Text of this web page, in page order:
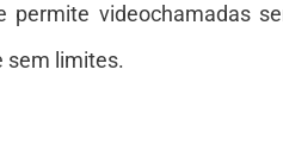
videochamadas
sem limites.